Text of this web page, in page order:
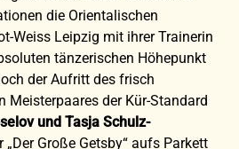
die Orientalischen
Weiss Leipzig mit ihrer Trainerin
tänzerischen Höhepunkt
der Aufritt des frisch
Meisterpaares der Kür-Standard
und Tasja Schulz-
„Der Große Getsby“ aufs Parkett